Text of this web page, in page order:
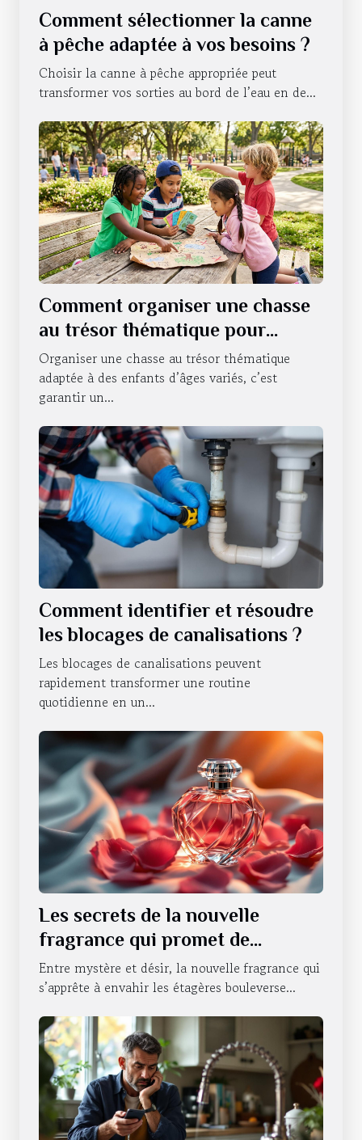
Comment sélectionner la canne
à pêche adaptée à vos besoins ?
Choisir la canne à pêche appropriée peut
transformer vos sorties au bord de l’eau en de...
Comment organiser une chasse
au trésor thématique pour
enfants de différents âges ?
Organiser une chasse au trésor thématique
adaptée à des enfants d’âges variés, c’est
garantir un...
Comment identifier et résoudre
les blocages de canalisations ?
Les blocages de canalisations peuvent
rapidement transformer une routine
quotidienne en un...
Les secrets de la nouvelle
fragrance qui promet de
révolutionner la séduction
Entre mystère et désir, la nouvelle fragrance qui
s’apprête à envahir les étagères bouleverse...